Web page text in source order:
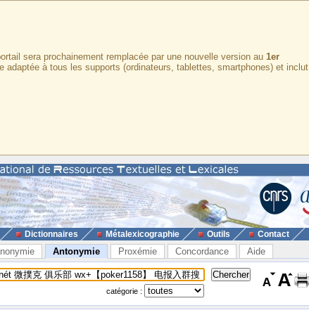
sera prochainement remplacée par une nouvelle version au 1er
adaptée à tous les supports (ordinateurs, tablettes, smartphones) et inclut
Dictionnaires Métalexicographie Outils Contact
Antonymie Proxémie Concordance Aide
catégorie :